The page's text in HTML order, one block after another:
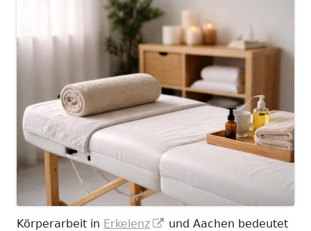
Körperarbeit in Erkelenz
In
und Aachen bedeutet